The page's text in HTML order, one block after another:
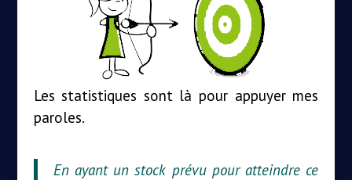
Les statistiques sont là pour appuyer mes
paroles.
En ayant un stock prévu pour atteindre ce